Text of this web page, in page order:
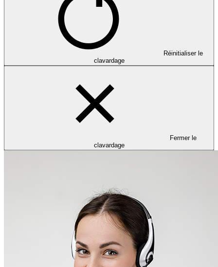
Réinitialiser le
clavardage
Fermer le
clavardage